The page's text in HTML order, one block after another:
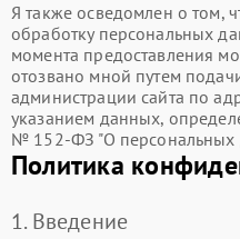
Я также осведомлен о том,
обработку персональных
момента предоставления
отозвано мной путем
администрации сайта по
указанием данных,
№ 152-ФЗ "О персональных
Политика
1. Введение